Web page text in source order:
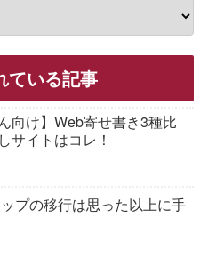
ている記事
向け】Web寄せ書き3種比
サイトはコレ！
プの移行は思った以上に手